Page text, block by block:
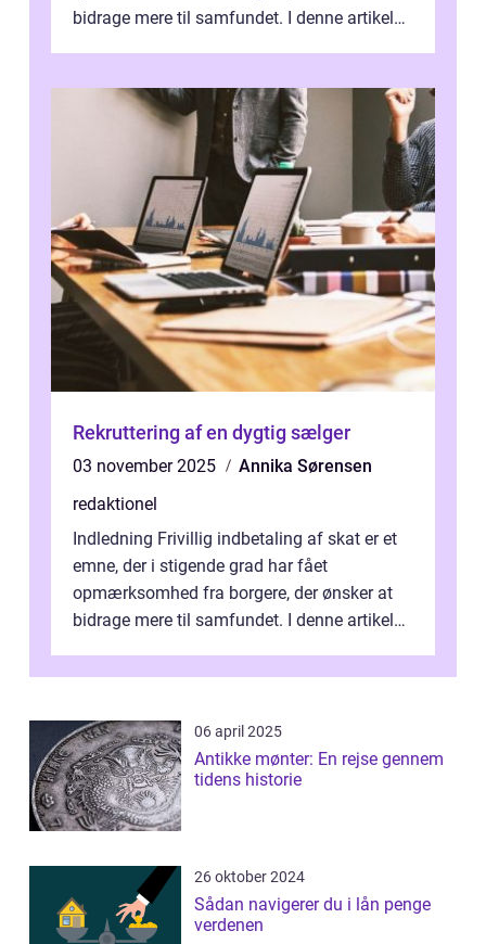
bidrage mere til samfundet. I denne artikel
Rekruttering af en dygtig sælger
03 november 2025
Annika Sørensen
redaktionel
Indledning Frivillig indbetaling af skat er et
emne, der i stigende grad har fået
opmærksomhed fra borgere, der ønsker at
bidrage mere til samfundet. I denne artikel
06 april 2025
Antikke mønter: En rejse gennem
tidens historie
26 oktober 2024
Sådan navigerer du i lån penge
verdenen